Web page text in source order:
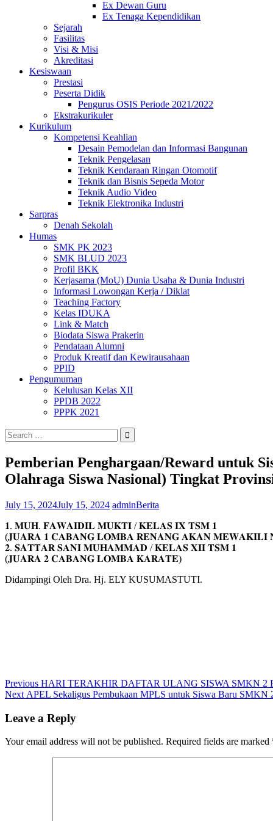
Ex Dewan Guru
Ex Tenaga Kependidikan
Sejarah
Fasilitas
Visi & Misi
Akreditasi
Kesiswaan
Prestasi
Peserta Didik
Pengurus OSIS Periode 2021/2022
Ekstrakurikuler
Kurikulum
Kompetensi Keahlian
Desain Pemodelan dan Informasi Bangunan
Teknik Pengelasan
Teknik Kendaraan Ringan Otomotif
Teknik dan Bisnis Sepeda Motor
Teknik Audio Video
Teknik Elektronika Industri
Sarpras
Denah Sekolah
Humas
SMK PK 2023
SMK BLUD 2023
Profil BKK
Kerjasama (MoU) Dunia Usaha & Dunia Industri
Informasi Lowongan Kerja / Diklat
Teaching Factory
Kelas IDUKA
Link & Match
Biodata Siswa Prakerin
Pendataan Alumni
Produk Kreatif dan Kewirausahaan
PPID
Pengumuman
Kelulusan Kelas XII
PPDB 2022
PPPK 2021
Search
for:
Pemberian Penghargaan/Reward untuk
Olahraga Siswa Nasional) Tingkat
July 15, 2024July 15, 2024 adminBerita
𝟏. 𝐌𝐔𝐇. 𝐅𝐀𝐖𝐀𝐈𝐃𝐈𝐋 𝐌𝐔𝐊𝐓𝐈 / 𝐊𝐄𝐋𝐀𝐒 𝐈𝐗 𝐓𝐒𝐌 𝟏
(𝐉𝐔𝐀𝐑𝐀 𝟏 𝐂𝐀𝐁𝐀𝐍𝐆 𝐋𝐎𝐌𝐁𝐀 𝐑𝐄𝐍𝐀𝐍𝐆 𝐀𝐊𝐀𝐍 𝐌𝐄𝐖𝐀𝐊𝐈𝐋𝐈
𝟐. 𝐒𝐀𝐓𝐓𝐀𝐑 𝐒𝐀𝐍𝐈 𝐌𝐔𝐇𝐀𝐌𝐌𝐀𝐃 / 𝐊𝐄𝐋𝐀𝐒 𝐗𝐈𝐈 𝐓𝐒𝐌 𝟏
(𝐉𝐔𝐀𝐑𝐀 𝟐 𝐂𝐀𝐁𝐀𝐍𝐆 𝐋𝐎𝐌𝐁𝐀 𝐊𝐀𝐑𝐀𝐓𝐄)
Didampingi Oleh Dra. Hj. ELY KUSUMASTUTI.
Post
navigation
Previous Previous
post:
HARI TERAKHIR DAFTAR ULANG SISWA SMKN 2
Next Next
APEL Sekaligus Pembukaan MPLS untuk Siswa Baru
Leave a Reply
Your email address will not be published. Required fields are marked